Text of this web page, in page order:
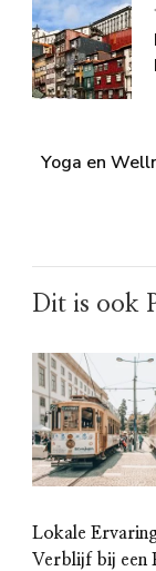
Yoga en
Dit is ook
Lokale
Verblijf bij een